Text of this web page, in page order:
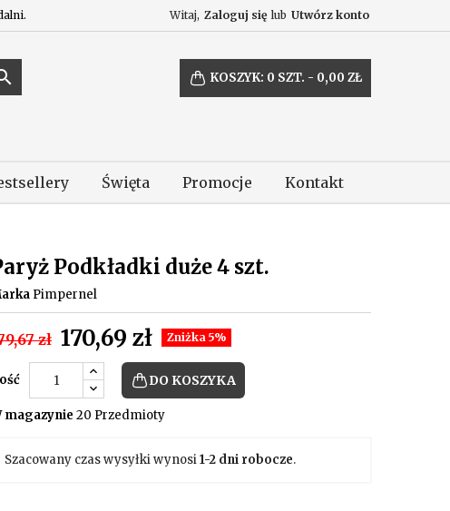
Witaj, Zaloguj się lub Utwórz konto
KOSZYK: 0 SZT. - 0,00 ZŁ
Święta Promocje Kontakt
Podkładki duże 4 szt.
Pimpernel
zł 170,69 zł Zniżka 5%
DO KOSZYKA
magazynie 20 Przedmioty
Szacowany czas wysyłki wynosi1-2 dni robocze.